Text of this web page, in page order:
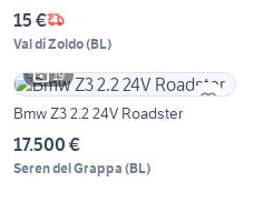
15 €
Val di Zoldo(BL)
19
Bmw Z3 2.2 24V Roadster
17.500 €
Seren del Grappa (BL)